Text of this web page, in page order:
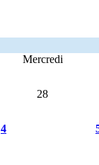
Mercredi
28
4